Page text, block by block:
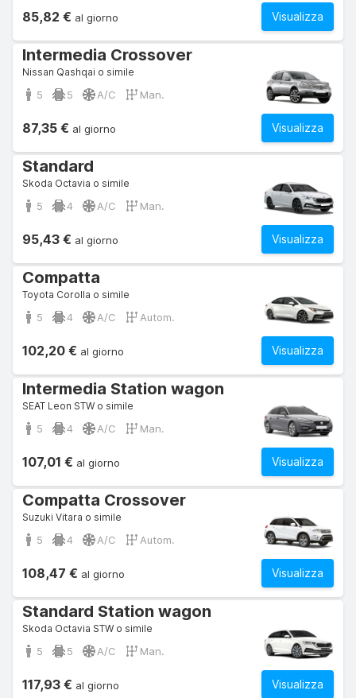
Visualizza
85,82 € al giorno
Intermedia Crossover
Nissan Qashqai o simile
5 5 A/C Man.
Visualizza
87,35 € al giorno
Standard
Skoda Octavia o simile
5 4 A/C Man.
Visualizza
95,43 € al giorno
Compatta
Toyota Corolla o simile
5 4 A/C Autom.
Visualizza
102,20 € al giorno
Intermedia Station wagon
SEAT Leon STW o simile
5 4 A/C Man.
Visualizza
107,01 € al giorno
Compatta Crossover
Suzuki Vitara o simile
5 4 A/C Autom.
Visualizza
108,47 € al giorno
Standard Station wagon
Skoda Octavia STW o simile
5 5 A/C Man.
Visualizza
117,93 € al giorno